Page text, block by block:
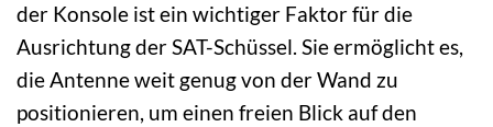
der Konsole ist ein wichtiger Faktor für die
Ausrichtung der SAT-Schüssel. Sie ermöglicht es,
die Antenne weit genug von der Wand zu
positionieren, um einen freien Blick auf den